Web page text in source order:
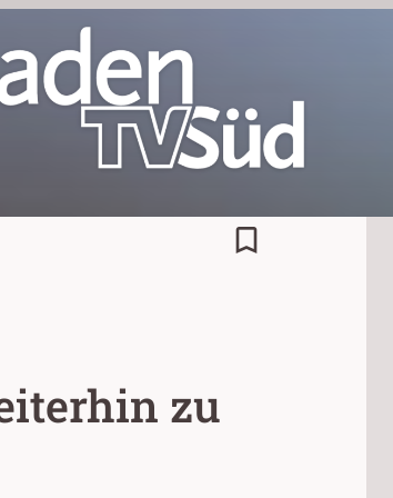
bookmark_border
zu